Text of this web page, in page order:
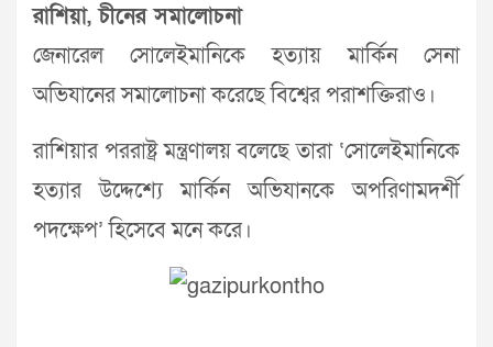
রাশিয়া, চীনের সমালোচনা
জেনারেল সোলেইমানিকে হত্যায় মার্কিন সেনা
অভিযানের সমালোচনা করেছে বিশ্বের পরাশক্তিরাও।
রাশিয়ার পররাষ্ট্র মন্ত্রণালয় বলেছে তারা ‘সোলেইমানিকে
হত্যার উদ্দেশ্যে মার্কিন অভিযানকে অপরিণামদর্শী
পদক্ষেপ’ হিসেবে মনে করে।